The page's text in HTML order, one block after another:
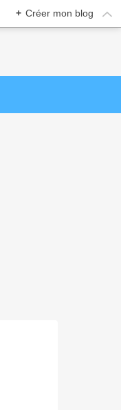
+ Créer mon blog